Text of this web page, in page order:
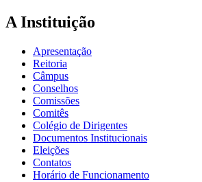
A Instituição
Apresentação
Reitoria
Câmpus
Conselhos
Comissões
Comitês
Colégio de Dirigentes
Documentos Institucionais
Eleições
Contatos
Horário de Funcionamento